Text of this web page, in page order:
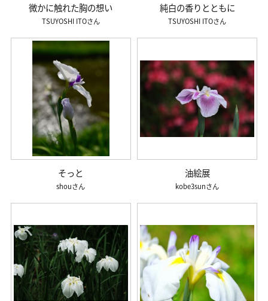
微かに触れた胸の想い
TSUYOSHI ITO
純白の香りとともに
TSUYOSHI ITO
そっと
shou
油絵展
kobe3sun